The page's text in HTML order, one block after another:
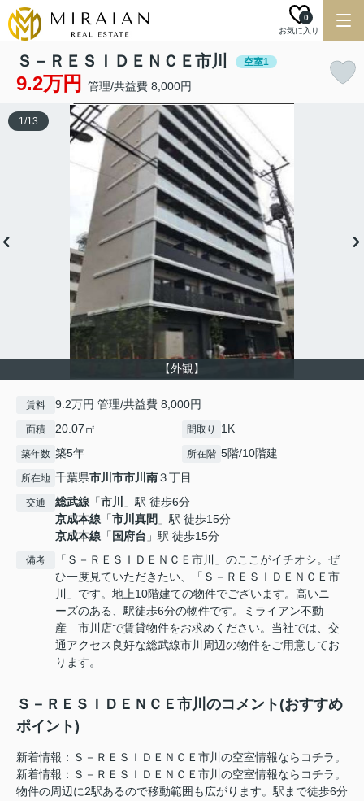
お気に入り
0
Ｓ－ＲＥＳＩＤＥＮＣＥ市川 空室1
9.2万円 管理/共益費 8,000円
【外観】
1/13
賃料 9.2万円 管理/共益費 8,000円
面積 20.07㎡ 間取り 1K
築年数 築5年 所在階 5階/10階建
所在地 千葉県市川市市川南３丁目
交通 総武線 「市川
」駅 徒歩6分
京成本線 「市川真間 」駅 徒歩15分
京成本線 「 国府台 」駅 徒歩15分
備考
「Ｓ－ＲＥＳＩＤＥＮＣＥ市川」のここがイチオシ。ぜ
ひ一度見ていただきたい、「Ｓ－ＲＥＳＩＤＥＮＣＥ市
川」です。地上10階建ての物件でございます。高いニ
ーズのある、駅徒歩6分の物件です。ミライアン不動
産 市川店で賃貸物件をお求めください。当社では、交
通アクセス良好な総武線市川周辺の物件をご用意してお
ります。
Ｓ－ＲＥＳＩＤＥＮＣＥ市川のコメント(おすすめ
ポイント)
新着情報：Ｓ－ＲＥＳＩＤＥＮＣＥ市川の空室情報ならコチラ。
新着情報：Ｓ－ＲＥＳＩＤＥＮＣＥ市川の空室情報ならコチラ。
物件の周辺に2駅あるので移動範囲も広がります。駅まで徒歩6分